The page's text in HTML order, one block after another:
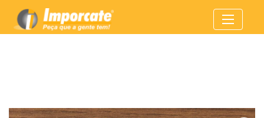
Home/Reparos/ 0379562